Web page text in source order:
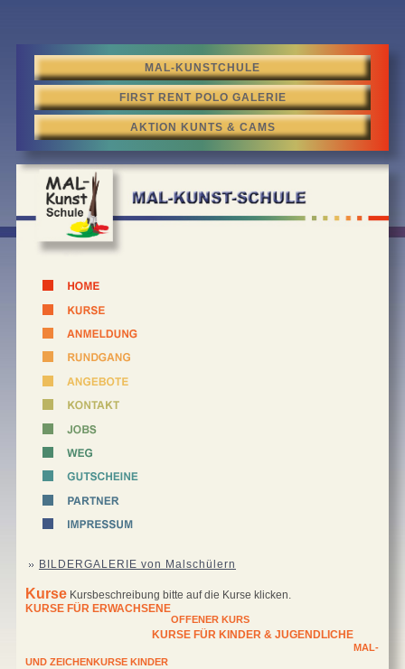
MAL-KUNSTCHULE
FIRST RENT POLO GALERIE
AKTION KUNTS & CAMS
BILDERGALERIE von Malschülern
Kurse Kursbeschreibung bitte auf die Kurse klicken.
KURSE FÜR ERWACHSENE
KURSE FÜR KINDER & JUGENDLICHE
OFFENER KURS
MAL-
UND ZEICHENKURSE KINDER